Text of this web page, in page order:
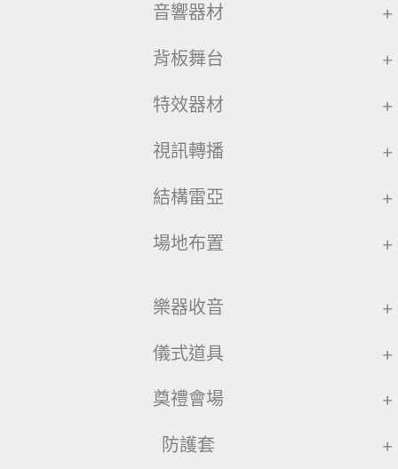
音響器材 +
背板舞台 +
特效器材 +
視訊轉播 +
結構雷亞 +
場地布置 +
樂器收音 +
儀式道具 +
奠禮會場 +
防護套 +